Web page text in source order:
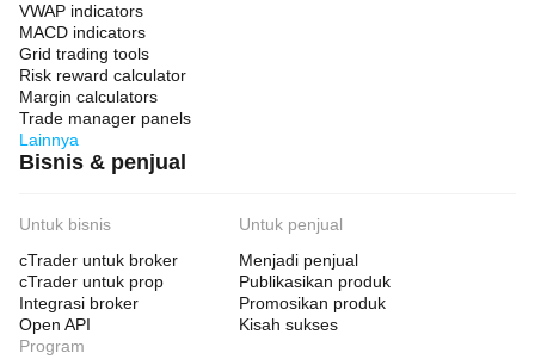
VWAP indicators
MACD indicators
Grid trading tools
Risk reward calculator
Margin calculators
Trade manager panels
Lainnya
Bisnis & penjual
Untuk bisnis
cTrader untuk broker
cTrader untuk prop
Integrasi broker
Open API
Untuk penjual
Menjadi penjual
Publikasikan produk
Promosikan produk
Kisah sukses
Program